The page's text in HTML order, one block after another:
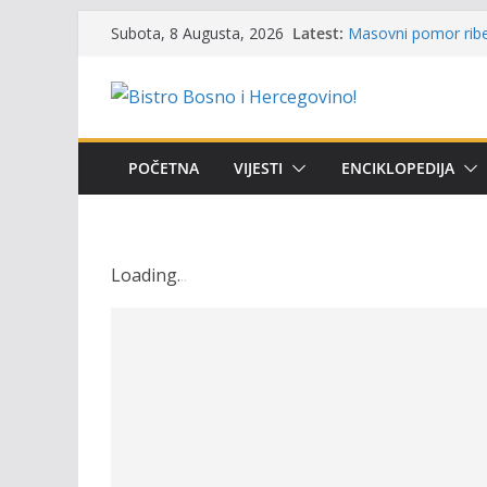
Skip
content
Subota, 8 Augusta, 2026 Latest: Masovni pomor
Poziv za učešće u
Obavještenje
osobe sa
POČETNA VIJESTI ENCIKLOPEDIJA
Loading...